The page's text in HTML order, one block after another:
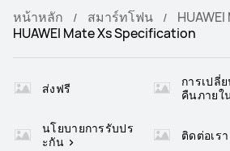
หน้าหลัก สมาร์ทโฟน
HUAWEI Mate Xs Specification
ส่งฟรี
การเปลี่
คืนภายใ
นโยบายการรับปร
ะกัน
ติดต่อเรา